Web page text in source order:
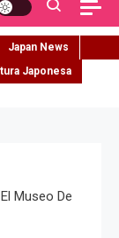
Japan News
Japonesa
Museo De